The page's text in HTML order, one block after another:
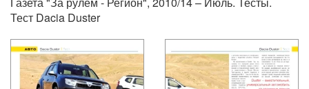
Тест Dacia Duster